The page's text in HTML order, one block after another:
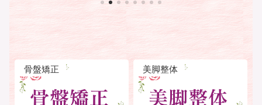
骨盤矯正 美脚整体